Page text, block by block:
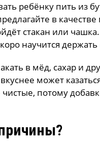
ребёнку пить из
в
стакан или
научится держать
в мёд, сахар и
может
потому